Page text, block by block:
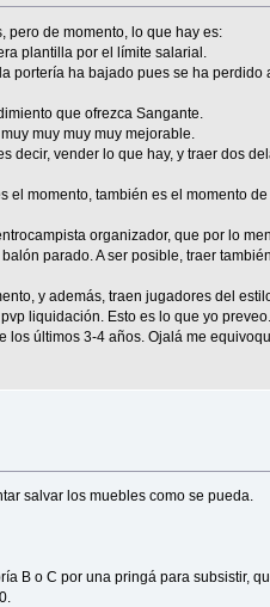
pero de momento, lo que hay es:
plantilla por el límite salarial.
portería ha bajado pues se ha perdido
que ofrezca Sangante.
muy muy muy mejorable.
decir, vender lo que hay, y traer dos
momento, también es el momento
organizador, que por lo
parado. A ser posible, traer
y además, traen jugadores del
liquidación. Esto es lo que yo
últimos 3-4 años. Ojalá me
salvar los muebles como se pueda.
B o C por una pringá para subsistir,